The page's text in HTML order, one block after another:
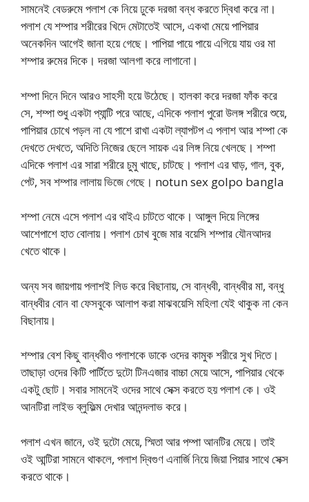
সামনেই বেডরুমে পলাশ কে নিয়ে ঢুকে দরজা বন্ধ করতে দ্বিধা করে না।
পলাশ যে শম্পার শরীরের খিদে মেটাতেই আসে, একথা মেয়ে পাপিয়ার
অনেকদিন আগেই জানা হয়ে গেছে। পাপিয়া পায়ে পায়ে এগিয়ে যায় ওর মা
শম্পার রুমের দিকে। দরজা আলগা করে লাগানো।
শম্পা দিনে দিনে আরও সাহসী হয়ে উঠেছে। হালকা করে দরজা ফাঁক করে
সে, শম্পা শুধু একটা প্যান্টি পরে আছে, এদিকে পলাশ পুরো উলঙ্গ শরীরে শুয়ে,
পাপিয়ার চোখে পড়ল না যে পাশে রাখা একটা ল্যাপটপ এ পলাশ আর শম্পা কে
দেখতে দেখতে, অদিতি নিজের ছেলে সায়ক এর লিঙ্গ নিয়ে খেলছে। শম্পা
এদিকে পলাশ এর সারা শরীরে চুমু খাছে, চাটছে। পলাশ এর ঘাড়, গাল, বুক,
পেট, সব শম্পার লালায় ভিজে গেছে। notun sex golpo bangla
শম্পা নেমে এসে পলাশ এর থাইএ চাটতে থাকে। আঙ্গুল দিয়ে লিঙ্গের
আশেপাশে হাত বোলায়। পলাশ চোখ বুজে মার বয়েসি শম্পার যৌনআদর
খেতে থাকে।
অন্য সব জায়গায় পলাশই লিড করে বিছানায়, সে বান্ধবী, বান্ধবীর মা, বন্ধু
বান্ধবীর বোন বা ফেসবুকে আলাপ করা মাঝবয়েসি মহিলা যেই থাকুক না কেন
বিছানায়।
শম্পার বেশ কিছু বান্ধবীও পলাশকে ডাকে ওদের কামুক শরীরে সুখ দিতে।
তাছাড়া ওদের কিটি পার্টিতে দুটো টিনএজার বাচ্চা মেয়ে আসে, পাপিয়ার থেকে
একটু ছোট। সবার সামনেই ওদের সাথে সেক্স করতে হয় পলাশ কে। ওই
আনটিরা লাইভ ব্লুফিল্ম দেখার আনন্দলাভ করে।
পলাশ এখন জানে, ওই দুটো মেয়ে, স্মিতা আর পম্পা আনটির মেয়ে। তাই
ওই আন্টিরা সামনে থাকলে, পলাশ দ্বিগুণ এনার্জি নিয়ে জিয়া পিয়ার সাথে সেক্স
করতে থাকে।